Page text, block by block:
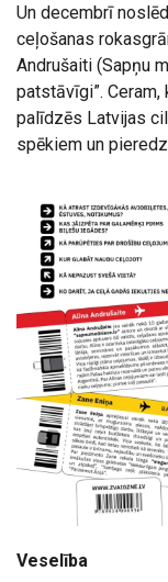
Un decembrī
ceļošanas
Andrušaiti (Sapņu
patstāvīgi”.
palīdzēs Latvijas
spēkiem un
Veselība